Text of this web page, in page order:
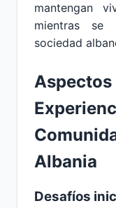
mantengan
mientras se
sociedad
Albania
Desafíos